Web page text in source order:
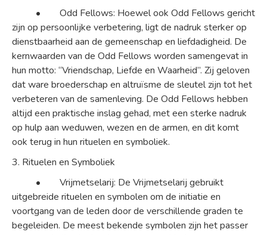
• Odd Fellows: Hoewel ook Odd Fellows gericht
zijn op persoonlijke verbetering, ligt de nadruk sterker op
dienstbaarheid aan de gemeenschap en liefdadigheid. De
kernwaarden van de Odd Fellows worden samengevat in
hun motto: “Vriendschap, Liefde en Waarheid”. Zij geloven
dat ware broederschap en altruïsme de sleutel zijn tot het
verbeteren van de samenleving. De Odd Fellows hebben
altijd een praktische inslag gehad, met een sterke nadruk
op hulp aan weduwen, wezen en de armen, en dit komt
ook terug in hun rituelen en symboliek.
3. Rituelen en Symboliek
• Vrijmetselarij: De Vrijmetselarij gebruikt
uitgebreide rituelen en symbolen om de initiatie en
voortgang van de leden door de verschillende graden te
begeleiden. De meest bekende symbolen zijn het passer